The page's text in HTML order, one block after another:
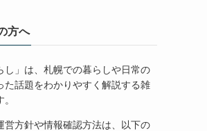
方へ
し」は、札幌での暮らしや日常の
た話題をわかりやすく解説する雑
営方針や情報確認方法は、以下の